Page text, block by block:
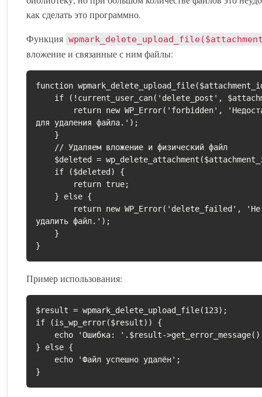
как сделать это программно.
Функция
вложение и связанные с ним файлы:
function
для удаления файла.');
удалить файл.');
}
Пример использования:
$result = wpmark_delete_upload_file(123);
if (is_wp_error($result)) {
} else {
}